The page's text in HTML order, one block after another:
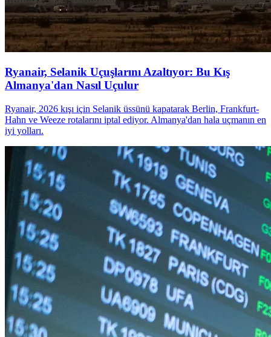
Ryanair, Selanik Uçuşlarını Azaltıyor: Bu Kış
Almanya'dan Nasıl Uçulur
Ryanair, 2026 kışı için Selanik üssünü kapatarak Berlin, Frankfurt-
Hahn ve Weeze rotalarını iptal ediyor. Almanya'dan hala uçmanın en
iyi yolları.